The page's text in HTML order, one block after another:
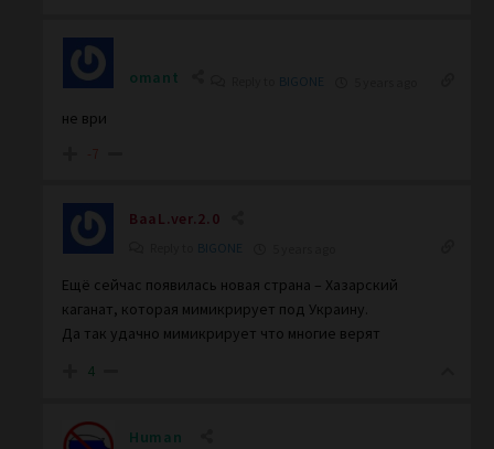
omant BIGONE
не ври
-7
BaaL.ver.2.0
BIGONE
Ещё сейчас появилась новая страна – Хазарский
каганат, которая мимикрирует под Украину.
Да так удачно мимикрирует что многие верят
4
Human